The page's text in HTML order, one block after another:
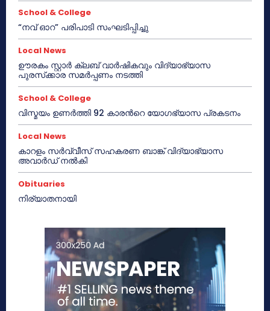
School & College
“നവ് ഓറ” പരിപാടി സംഘടിപ്പിച്ചു
Local News
ഊരകം സ്റ്റാർ ക്ലബ് വാർഷികവും വിദ്യാഭ്യാസ
പുരസ്‌ക്കാര സമർപ്പണം നടത്തി
School & College
വിസ്മയം ഉണർത്തി 92 കാരൻറെ യോഗഭ്യാസ പ്രകടനം
Local News
കാറളം സർവ്വീസ് സഹകരണ ബാങ്ക് വിദ്യാഭ്യാസ
അവാർഡ് നൽകി
Obituaries
നിര്യാതനായി